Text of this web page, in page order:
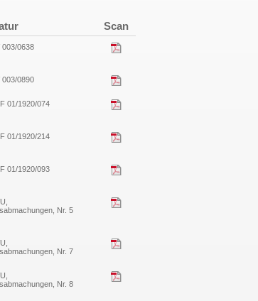
Scan
003/0638
003/0890
01/1920/074
01/1920/214
01/1920/093
Nr. 5
Nr. 7
Nr. 8